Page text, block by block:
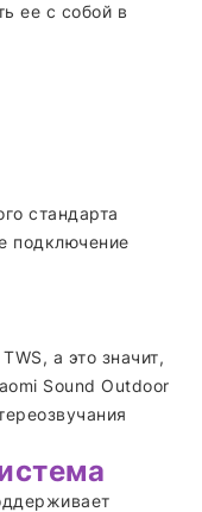
ее с собой в
стандарта
подключение
а это значит,
Sound Outdoor